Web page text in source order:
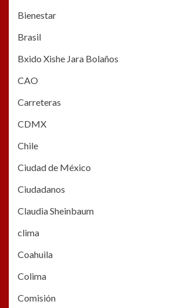
Bienestar
Brasil
Bxido Xishe Jara Bolaños
CAO
Carreteras
CDMX
Chile
Ciudad de México
Ciudadanos
Claudia Sheinbaum
clima
Coahuila
Colima
Comisión